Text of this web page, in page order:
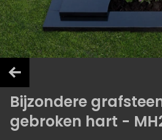
Bijzondere
gebroken hart -